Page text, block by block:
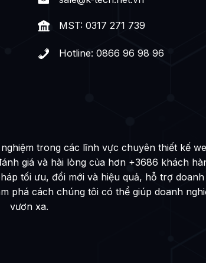
MST: 0317 271 739
Hotline: 0866 96 98 96
trong các lĩnh vực chuyên thiết kế
giá và hài lòng của hơn +3686 khách
tối ưu, đổi mới và hiệu quả, hỗ trợ
phá cách chúng tôi có thể giúp doanh
vươn xa.